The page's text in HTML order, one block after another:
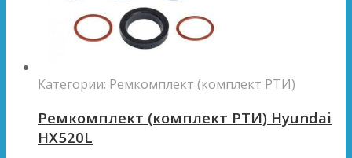
Категории: Ремкомплект (комплект РТИ)
Ремкомплект (комплект РТИ) Hyundai
HX520L